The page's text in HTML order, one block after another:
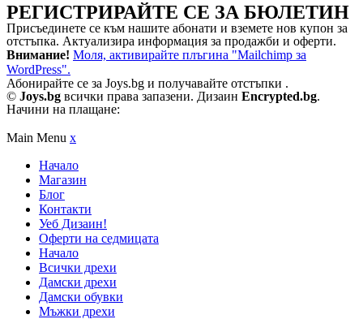
РЕГИСТРИРАЙТЕ СЕ ЗА БЮЛЕТИН
Присъединете се към нашите абонати и вземете нов купон за
отстъпка. Актуализира информация за продажби и оферти.
Внимание! Моля, активирайте плъгина "Mailchimp за
WordPress".
Абонирайте се за Joys.bg и получавайте отстъпки .
© Joys.bg всички права запазени. Дизаин Encrypted.bg.
Начини на плащане:
Main Menu x
Начало
Магазин
Блог
Контакти
Уеб Дизаин!
Оферти на седмицата
Начало
Всички дрехи
Дамски дрехи
Дамски обувки
Мъжки дрехи